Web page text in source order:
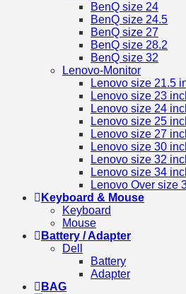
BenQ size 24
BenQ size 24.5
BenQ size 27
BenQ size 28.2
BenQ size 32
Lenovo-Monitor
Lenovo size 21.5
Lenovo size 23
Lenovo size 24
Lenovo size 25
Lenovo size 27
Lenovo size 30
Lenovo size 32
Lenovo size 34
Lenovo Over size
Keyboard & Mouse
Keyboard
Mouse
Battery / Adapter
Dell
Battery
Adapter
BAG